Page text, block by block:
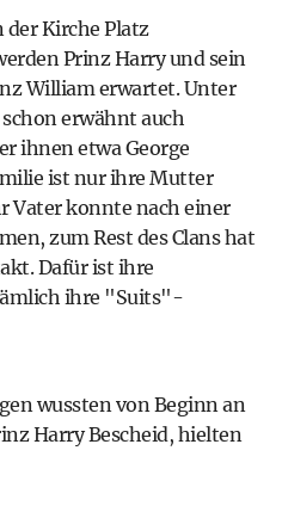
der Kirche Platz
Prinz Harry und sein
William erwartet. Unter
erwähnt auch
ihnen etwa George
ist nur ihre Mutter
Vater konnte nach einer
zum Rest des Clans hat
Dafür ist ihre
ihre "Suits"-
wussten von Beginn an
Harry Bescheid, hielten